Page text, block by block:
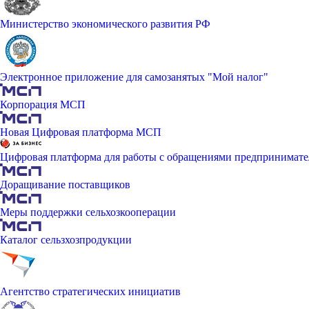
Министерство экономического развития РФ
Электронное приложение для самозанятых "Мой налог"
Корпорация МСП
Новая Цифровая платформа МСП
Цифровая платформа для работы с обращениями
Доращивание поставщиков
Меры поддержки сельхозкооперации
Каталог сельзхозпродукции
Агентство стратегических инициатив